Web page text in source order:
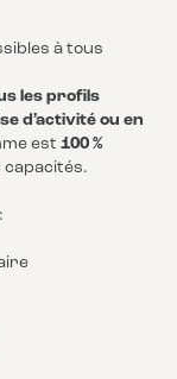
à tous
les profils
d’activité ou en
est 100 %
capacités.